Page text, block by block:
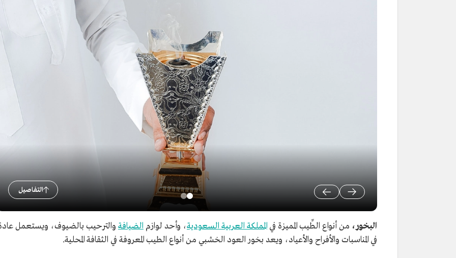
التفاصيل
البخور، من أنواع الطِّيب المميزة في المملكة العربية السعودية، وأحد لوازم الضيافة والترحيب بالضيوف، ويستعمل
في المناسبات والأفراح والأعياد، ويعد بخور العود الخشبي من أنواع الطيب المعروفة في الثقافة المحلية.